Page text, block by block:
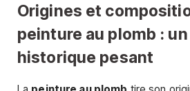
Origines et
peinture au plomb :
historique pesant